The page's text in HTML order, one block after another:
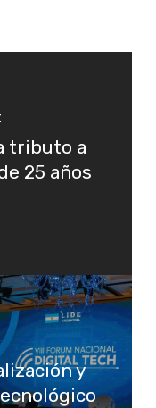
tributo a
25 años
y